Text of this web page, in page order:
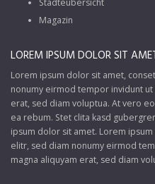
Magazin
LOREM IPSUM DOLOR SIT
Lorem ipsum dolor sit amet,
nonumy eirmod tempor invidunt
erat, sed diam voluptua. At vero
ea rebum. Stet clita kasd
ipsum dolor sit amet. Lorem
elitr, sed diam nonumy eirmod
magna aliquyam erat, sed diam